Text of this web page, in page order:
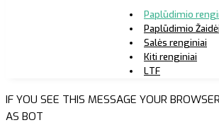
Paplūdimio
Paplūdimio
Salės renginiai
Kiti renginiai
LTF
IF YOU SEE THIS MESSAGE YOUR
AS BOT